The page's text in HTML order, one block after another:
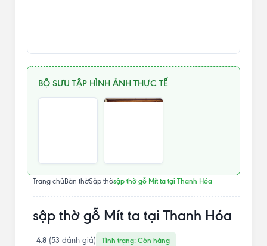
BỘ SƯU TẬP HÌNH ẢNH THỰC TẾ
Trang chủ Bàn thờSập thờsập thờ gỗ Mít ta tại Thanh Hóa
sập thờ gỗ Mít ta tại Thanh Hóa
4.8 (53 đánh giá) Tình trạng: Còn hàng